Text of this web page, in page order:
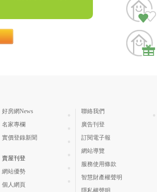
好房網News
名家專欄
實價登錄新聞
賣屋刊登
網站優勢
個人網頁
聯絡我們
廣告刊登
訂閱電子報
網站導覽
服務使用條款
智慧財產權聲明
隱私權聲明